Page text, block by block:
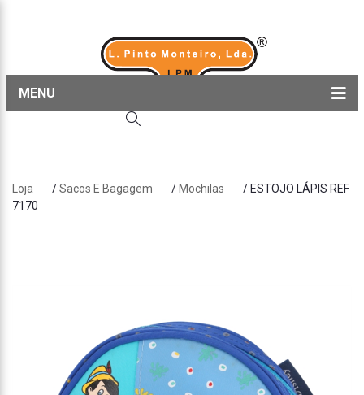
MENU
Sobre nós
Loja /Sacos E Bagagem / Mochilas
/ ESTOJO LÁPIS REF
7170